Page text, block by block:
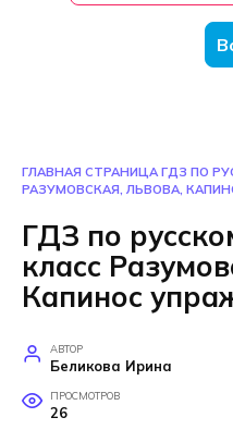
ГЛАВНАЯ СТРАНИЦА ГДЗ ПО
РАЗУМОВСКАЯ, ЛЬВОВА,
ГДЗ по
класс
Капинос
АВТОР
Беликова Ирина
ПРОСМОТРОВ
26